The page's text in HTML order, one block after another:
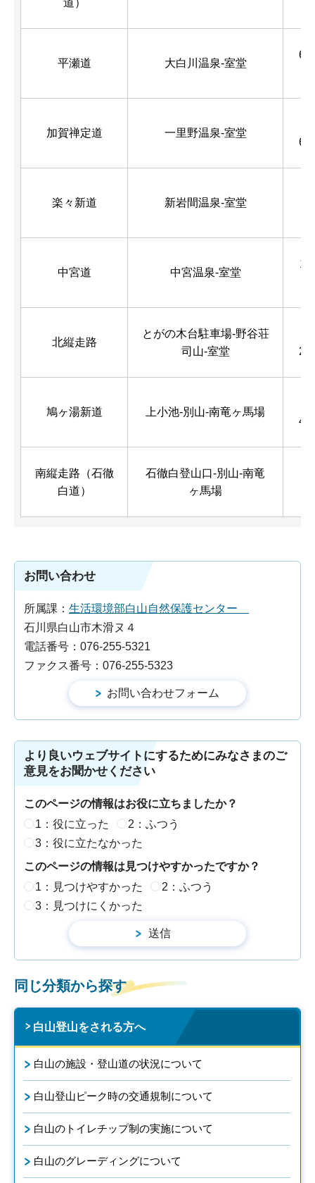
道）
平瀬道 大白川温泉-室堂
加賀禅定道 一里野温泉-室堂
6
楽々新道 新岩間温泉-室堂
中宮道 中宮温泉-室堂
北縦走路
とがの木台駐車場-野谷荘
司山-室堂
2
鳩ヶ湯新道 上小池-別山-南竜ヶ馬場
4
南縦走路（石徹
白道）
石徹白登山口-別山-南竜
ヶ馬場
お問い合わせ
所属課： 生活環境部白山自然保護センター
石川県白山市木滑ヌ４
電話番号：076-255-5321
ファクス番号：076-255-5323
より良いウェブサイトにするためにみなさまのご
意見をお聞かせください
このページの情報はお役に立ちましたか？
1：役に立った
2：ふつう
3：役に立たなかった
このページの情報は見つけやすかったですか？
1：見つけやすかった
2：ふつう
3：見つけにくかった
同じ分類から探す
白山登山をされる方へ
白山の施設・登山道の状況について
白山登山ピーク時の交通規制について
白山のトイレチップ制の実施について
白山のグレーディングについて